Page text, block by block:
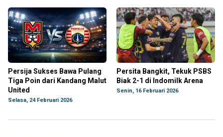
Persija Sukses Bawa Pulang
Tiga Poin dari Kandang Malut
United
Selasa, 24 Februari 2026
Persita Bangkit, Tekuk PSBS
Biak 2-1 di Indomilk Arena
Senin, 16 Februari 2026